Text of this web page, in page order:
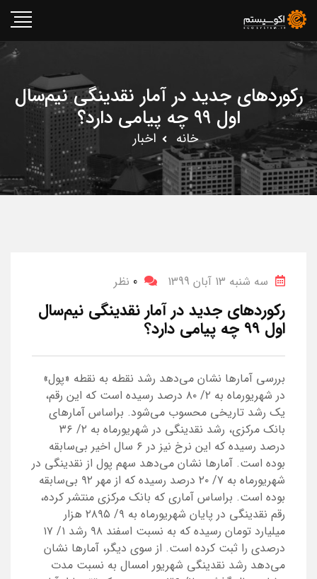
رکوردهای جدید در آمار نقدینگی نیم‌سال
اول ۹۹ چه پیامی دارد؟
خانه اخبار
سه شنبه 13 آبان 1399 0 نظر
رکوردهای جدید در آمار نقدینگی نیم‌سال
اول ۹۹ چه پیامی دارد؟
بررسی آمارها نشان می‌دهد رشد نقطه به نقطه «پول»
در شهریورماه به ۲/ ۸۰ درصد رسیده است که این رقم،
یک رشد تاریخی محسوب می‌شود. براساس آمارهای
بانک مرکزی، رشد نقدینگی در شهریورماه به ۲/ ۳۶
درصد رسیده که این نرخ نیز در ۶ سال اخیر بی‌سابقه
بوده است. آمارها نشان می‌دهد سهم پول از نقدینگی در
شهریور‌ماه به ۷/ ۲۰ درصد رسیده که از مهر ۹۲ بی‌سابقه
بوده است. براساس آماری که بانک مرکزی منتشر کرده،
رقم نقدینگی در پایان شهریور‌ماه به ۹/ ۲۸۹۵ هزار
میلیارد تومان رسیده که به نسبت اسفند ۹۸ رشد ۱/ ۱۷
درصدی را ثبت کرده است. از سوی دیگر، آمارها نشان
می‌دهد رشد نقدینگی شهریور امسال به نسبت مدت